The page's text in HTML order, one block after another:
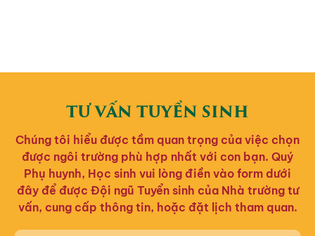
TƯ VẤN TUYỂN SINH
Chúng tôi hiểu được tầm quan trọng của việc chọn
được ngôi trường phù hợp nhất với con bạn. Quý
Phụ huynh, Học sinh vui lòng điền vào form dưới
đây để được Đội ngũ Tuyển sinh của Nhà trường tư
vấn, cung cấp thông tin, hoặc đặt lịch tham quan.